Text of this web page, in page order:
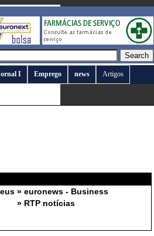
I Emprego news Artigos
» euronews - Business
» RTP notícias